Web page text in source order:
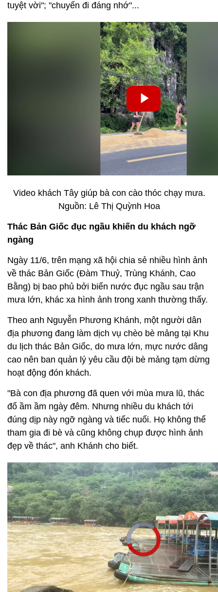
tuyệt vời"; "chuyến đi đáng nhớ"...
Video khách Tây giúp bà con cào thóc chạy mưa.
Nguồn: Lê Thị Quỳnh Hoa
Thác Bản Giốc đục ngầu khiến du khách ngỡ
ngàng
Ngày 11/6, trên mạng xã hội chia sẻ nhiều hình ảnh
về thác Bản Giốc (Đàm Thuỷ, Trùng Khánh, Cao
Bằng) bị bao phủ bởi biển nước đục ngầu sau trận
mưa lớn, khác xa hình ảnh trong xanh thường thấy.
Theo anh Nguyễn Phương Khánh, một người dân
địa phương đang làm dịch vụ chèo bè mảng tại Khu
du lịch thác Bản Giốc, do mưa lớn, mực nước dâng
cao nên ban quản lý yêu cầu đội bè mảng tạm dừng
hoạt động đón khách.
"Bà con địa phương đã quen với mùa mưa lũ, thác
đổ ầm ầm ngày đêm. Nhưng nhiều du khách tới
đúng dịp này ngỡ ngàng và tiếc nuối. Họ không thể
tham gia đi bè và cũng không chụp được hình ảnh
đẹp về thác", anh Khánh cho biết.